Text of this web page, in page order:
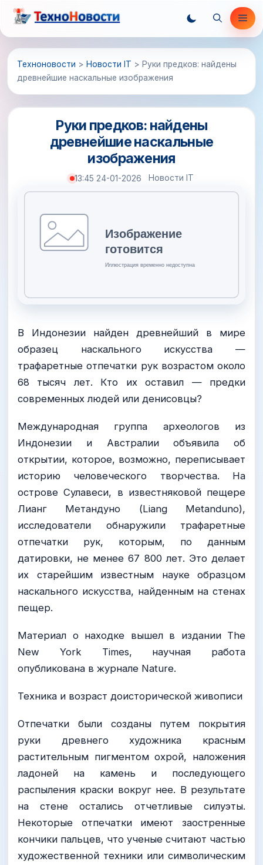
Перейти
содержимому
Техноновости > Новости IT > Руки предков: найдены
древнейшие наскальные изображения
Руки предков: найдены
древнейшие наскальные
изображения
13:45 24-01-2026 Новости IT
В Индонезии найден древнейший в мире
образец наскального искусства —
трафаретные отпечатки рук возрастом около
68 тысяч лет. Кто их оставил — предки
современных людей или денисовцы?
Международная группа археологов из
Индонезии и Австралии объявила об
открытии, которое, возможно, переписывает
историю человеческого творчества. На
острове Сулавеси, в известняковой пещере
Лианг Метандуно (Liang Metanduno),
исследователи обнаружили трафаретные
отпечатки рук, которым, по данным
датировки, не менее 67 800 лет. Это делает
их старейшим известным науке образцом
наскального искусства, найденным на стенах
пещер.
Материал о находке вышел в издании The
New York Times, научная работа
опубликована в журнале Nature.
Техника и возраст доисторической живописи
Отпечатки были созданы путем покрытия
руки древнего художника красным
растительным пигментом охрой, наложения
ладоней на камень и последующего
распыления краски вокруг нее. В результате
на стене остались отчетливые силуэты.
Некоторые отпечатки имеют заостренные
кончики пальцев, что ученые считают частью
художественной техники или символическим